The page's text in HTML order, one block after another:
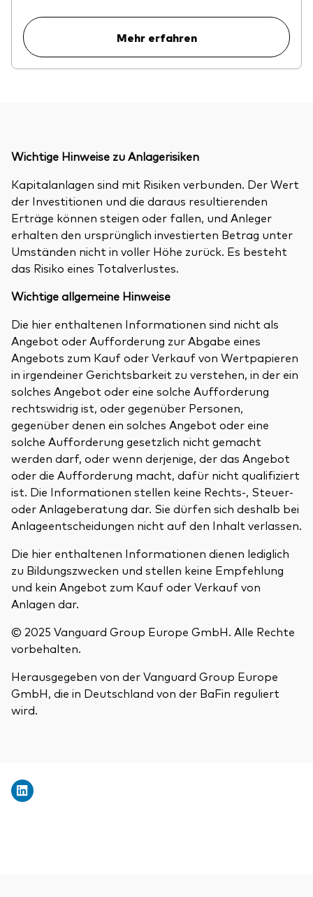
Mehr erfahren
Wichtige Hinweise zu Anlagerisiken
Kapitalanlagen sind mit Risiken verbunden. Der Wert
der Investitionen und die daraus resultierenden
Erträge können steigen oder fallen, und Anleger
erhalten den ursprünglich investierten Betrag unter
Umständen nicht in voller Höhe zurück. Es besteht
das Risiko eines Totalverlustes.
Wichtige allgemeine Hinweise
Die hier enthaltenen Informationen sind nicht als
Angebot oder Aufforderung zur Abgabe eines
Angebots zum Kauf oder Verkauf von Wertpapieren
in irgendeiner Gerichtsbarkeit zu verstehen, in der ein
solches Angebot oder eine solche Aufforderung
rechtswidrig ist, oder gegenüber Personen,
gegenüber denen ein solches Angebot oder eine
solche Aufforderung gesetzlich nicht gemacht
werden darf, oder wenn derjenige, der das Angebot
oder die Aufforderung macht, dafür nicht qualifiziert
ist. Die Informationen stellen keine Rechts-, Steuer-
oder Anlageberatung dar. Sie dürfen sich deshalb bei
Anlageentscheidungen nicht auf den Inhalt verlassen.
Die hier enthaltenen Informationen dienen lediglich
zu Bildungszwecken und stellen keine Empfehlung
und kein Angebot zum Kauf oder Verkauf von
Anlagen dar.
© 2025 Vanguard Group Europe GmbH. Alle Rechte
vorbehalten.
Herausgegeben von der Vanguard Group Europe
GmbH, die in Deutschland von der BaFin reguliert
wird.